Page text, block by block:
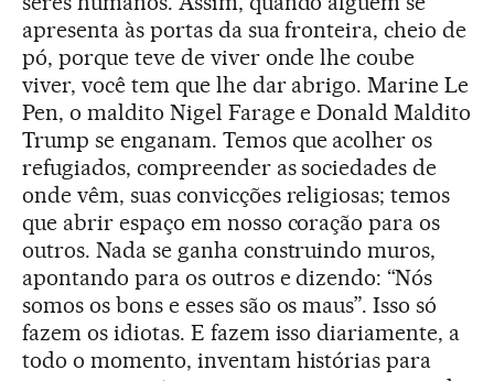
apresenta às portas da sua fronteira, cheio de
pó, porque teve de viver onde lhe coube
viver, você tem que lhe dar abrigo. Marine Le
Pen, o maldito Nigel Farage e Donald Maldito
Trump se enganam. Temos que acolher os
refugiados, compreender as sociedades de
onde vêm, suas convicções religiosas; temos
que abrir espaço em nosso coração para os
outros. Nada se ganha construindo muros,
apontando para os outros e dizendo: “Nós
somos os bons e esses são os maus”. Isso só
fazem os idiotas. E fazem isso diariamente, a
todo o momento, inventam histórias para